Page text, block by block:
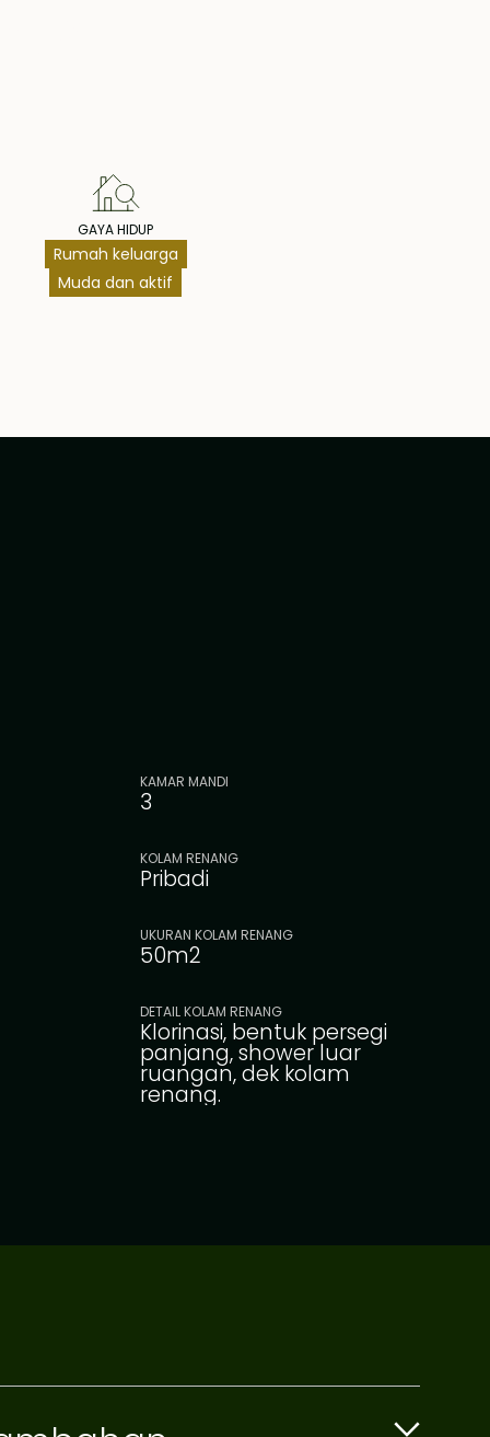
GAYA HIDUP
Rumah keluarga
Muda dan aktif
KAMAR MANDI
3
KOLAM RENANG
Pribadi
UKURAN KOLAM RENANG
50m2
DETAIL KOLAM RENANG
Klorinasi, bentuk persegi
panjang, shower luar
ruangan, dek kolam
renang.